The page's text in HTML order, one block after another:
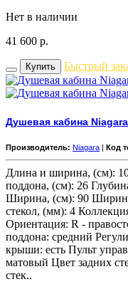
Нет в наличии
41 600 р.
Купить Быстрый
Душевая кабина
Производитель: Niagara | Код
Длина и ширина, (см):
поддона, (см): 26
Ширина, (см): 90
стекол, (мм): 4
Ориентация: R -
поддона: средний
крыши: есть Пульт
матовый Цвет задних
стек..